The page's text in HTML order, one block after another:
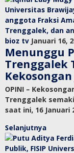
bioz tv Januari 16,
Menunggu
Trenggalek
OPINI –
Trenggalek
saat ini, 16 Januari
Selanjutnya